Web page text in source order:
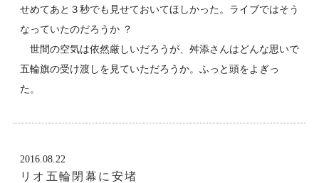
せめてあと３秒でも見せておいてほしかった。ライブではそう
なっていたのだろうか ？
世間の空気は依然厳しいだろうが、舛添さんはどんな思いで
五輪旗の受け渡しを見ていただろうか。ふっと頭をよぎっ
た。
2016.08.22
リオ五輪閉幕に安堵